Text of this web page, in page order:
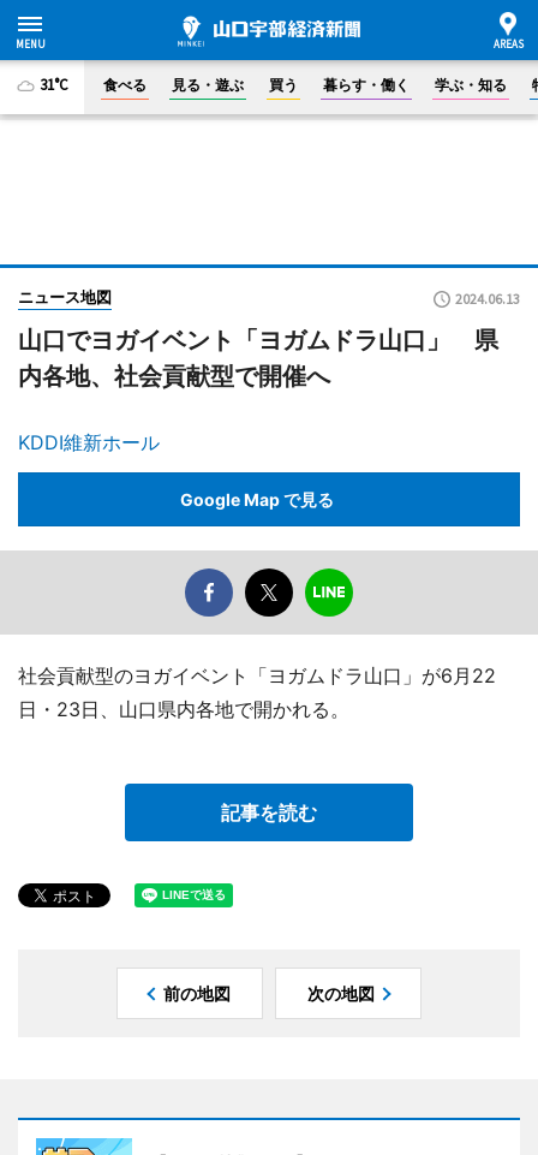
31°C 食べる 見る・遊ぶ 買う 暮らす・働く 学ぶ・知る
ニュース地図 2024.06.13
山口でヨガイベント「ヨガムドラ山口」 県
内各地、社会貢献型で開催へ
KDDI維新ホール
Google Map で見る
社会貢献型のヨガイベント「ヨガムドラ山口」が6月22
日・23日、山口県内各地で開かれる。
記事を読む
前の地図 次の地図